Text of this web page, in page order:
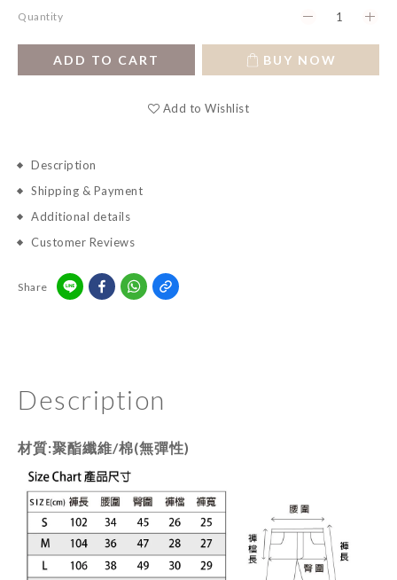
Quantity
ADD TO CART BUY NOW
Add to Wishlist
Description
Shipping & Payment
Additional details
Customer Reviews
Share
Description
材質:聚酯纖維/棉(無彈性)